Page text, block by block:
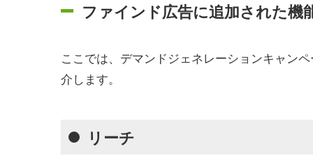
ファインド広告に追加された機
ここでは、デマンドジェネレーションキャン
介します。
リーチ